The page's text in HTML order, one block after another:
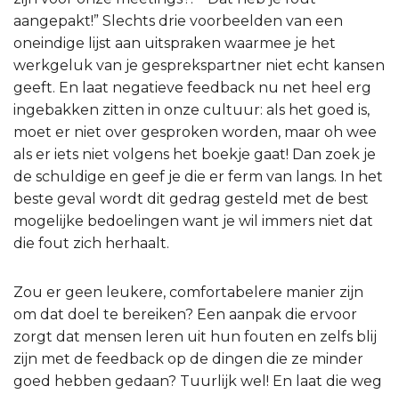
aangepakt!” Slechts drie voorbeelden van een
oneindige lijst aan uitspraken waarmee je het
werkgeluk van je gesprekspartner niet echt kansen
geeft. En laat negatieve feedback nu net heel erg
ingebakken zitten in onze cultuur: als het goed is,
moet er niet over gesproken worden, maar oh wee
als er iets niet volgens het boekje gaat! Dan zoek je
de schuldige en geef je die er ferm van langs. In het
beste geval wordt dit gedrag gesteld met de best
mogelijke bedoelingen want je wil immers niet dat
die fout zich herhaalt.
Zou er geen leukere, comfortabelere manier zijn
om dat doel te bereiken? Een aanpak die ervoor
zorgt dat mensen leren uit hun fouten en zelfs blij
zijn met de feedback op de dingen die ze minder
goed hebben gedaan? Tuurlijk wel! En laat die weg